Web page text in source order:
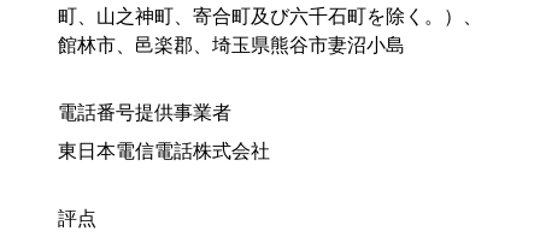
町、山之神町、寄合町及び六千石町を除く。）、
館林市、邑楽郡、埼玉県熊谷市妻沼小島
電話番号提供事業者
東日本電信電話株式会社
評点